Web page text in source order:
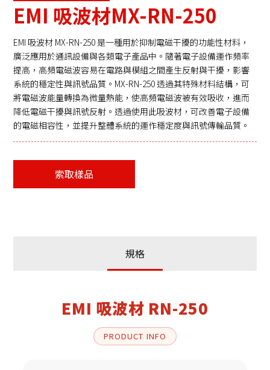
EMI 吸波材MX-RN-250
EMI 吸波材 MX-RN-250 是一種用於抑制電磁干擾的功能性材料，
廣泛應用於通訊設備與各類電子產品中。隨著電子設備運作頻率
提高，高頻電磁波容易在電路與模組之間產生反射與干擾，影響
系統的穩定性與訊號品質。MX-RN-250 透過其特殊材料結構，可
將電磁波能量轉換為微量熱能，使高頻電磁波被有效吸收，進而
降低電磁干擾與訊號反射。透過使用此吸波材，可改善電子設備
的電磁相容性，並提升整體系統的運作穩定度與訊號傳輸品質。
索取樣品
規格
EMI 吸波材 RN-250
PRODUCT INFO